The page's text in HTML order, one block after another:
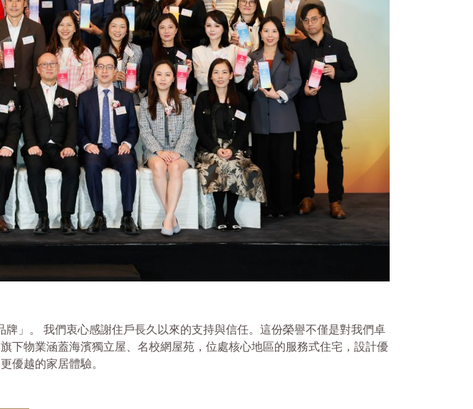
」。 我們衷心感謝住戶長久以來的支持與信任。這份榮譽不僅是對我們卓
下物業涵蓋海濱獨立屋、名校網屋苑，位處核心地區的服務式住宅，設計優
優越的家居體驗。